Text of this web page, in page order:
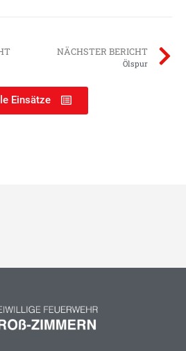
NÄCHSTER BERICHT
Ölspur
Einsätze